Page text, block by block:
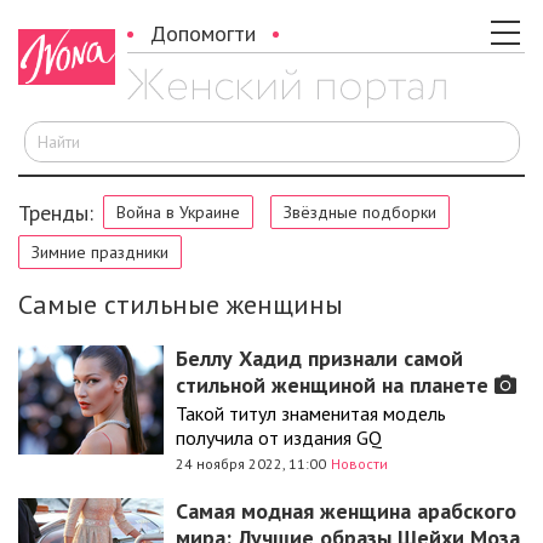
Допомогти
Тренды: Война в Украине
Звёздные подборки
Зимние праздники
Самые стильные женщины
Беллу Хадид признали самой
стильной женщиной на планете
Такой титул знаменитая модель
получила от издания GQ
24 ноября 2022, 11:00 Новости
Самая модная женщина арабского